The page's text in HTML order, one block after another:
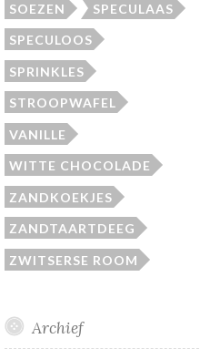
SOEZEN SPECULAAS
SPECULOOS
SPRINKLES
STROOPWAFEL
VANILLE
WITTE CHOCOLADE
ZANDKOEKJES
ZANDTAARTDEEG
ZWITSERSE ROOM
Archief